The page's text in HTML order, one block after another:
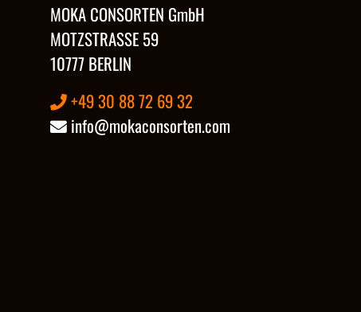
MOKA CONSORTEN GmbH
MOTZSTRASSE 59
10777 BERLIN
+49 30 88 72 69 32
info@mokaconsorten.com